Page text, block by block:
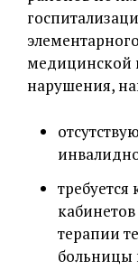
медицинской
нарушения,
терапии
больницы